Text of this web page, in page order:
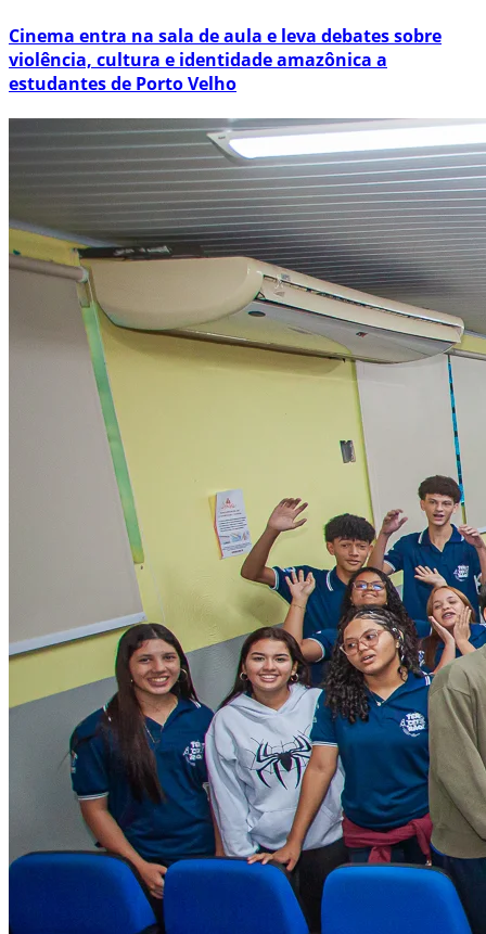
Cinema entra na sala de aula e leva debates sobre
violência, cultura e identidade amazônica a
estudantes de Porto Velho